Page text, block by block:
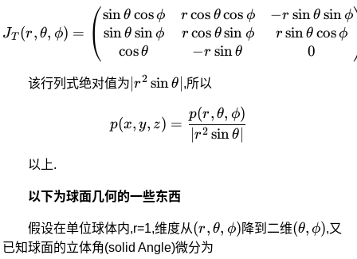
J_T(r,\theta, \phi) =
JT (r, θ, ϕ) = ⎝
⎛sinθ cosϕ
sinθ sinϕ
cosθ
r cos θ cos ϕ
r cos θ sin ϕ
−r sinθ
−r sinθ sinϕ
r sinθ cosϕ
0
该行列式绝对值为 |r^2\sin\theta|
∣r2 sinθ ,所以
p(x,y,z) =
p(x, y, z) =
∣r2 sinθ
p(r, θ, ϕ)
以上.
以下为球面几何的一些东西
假设在单位球体内,r=1,维度从(r,\theta,\phi)
(r, θ, ϕ) 降到二维(θ, ϕ),又
已知球面的立体角(solid Angle)微分为